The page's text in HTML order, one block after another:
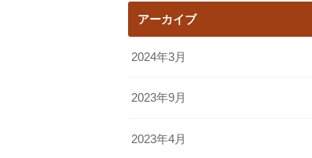
アーカイブ
2024年3月
2023年9月
2023年4月